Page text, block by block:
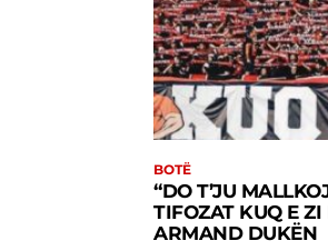
BOTË
“DO T’JU
TIFOZAT KUQ E
ARMAND DUKËN